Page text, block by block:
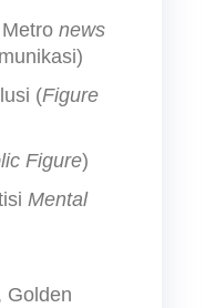
news
(Figure
Figure)
Mental
Golden